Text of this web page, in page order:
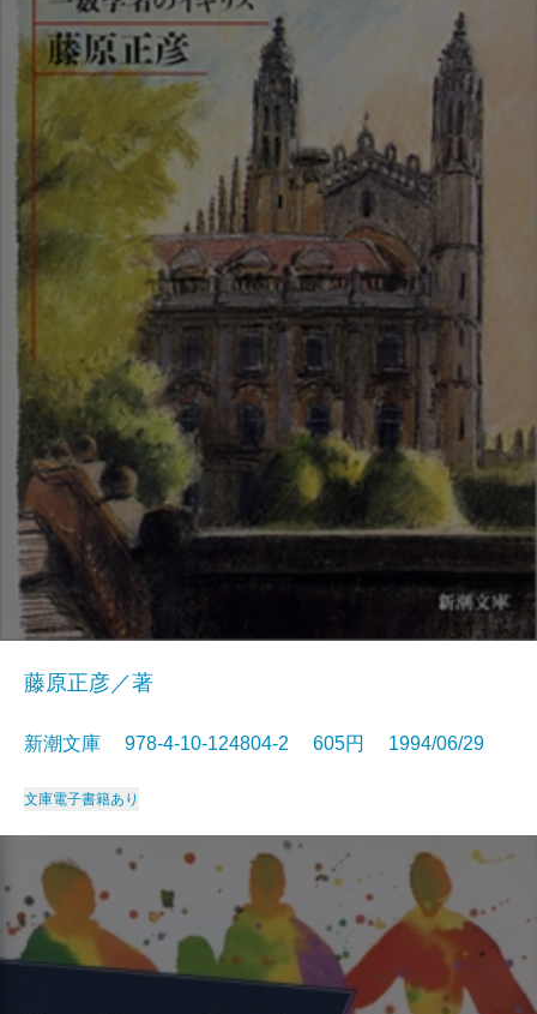
藤原正彦／著
新潮文庫 978-4-10-124804-2 605円 1994/06/29
文庫電子書籍あり